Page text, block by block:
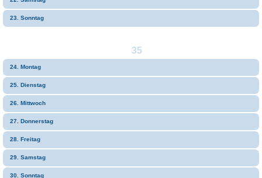
23. Sonntag
35
24. Montag
25. Dienstag
26. Mittwoch
27. Donnerstag
28. Freitag
29. Samstag
30. Sonntag